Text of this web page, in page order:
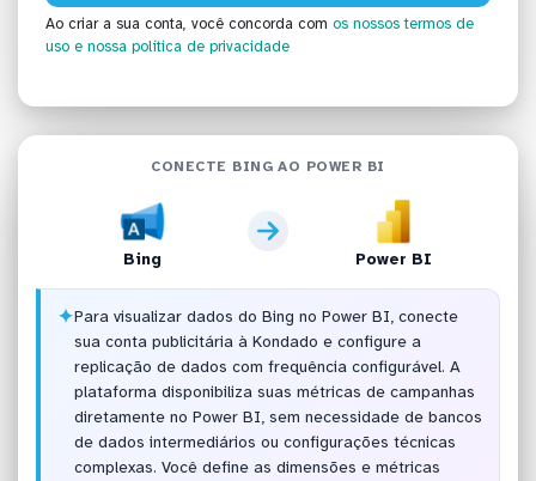
Ao criar a sua conta, você concorda com os nossos termos de
uso e nossa política de privacidade
CONECTE BING AO POWER BI
Bing Power BI
✦Para visualizar dados do Bing no Power BI, conecte
sua conta publicitária à Kondado e configure a
replicação de dados com frequência configurável. A
plataforma disponibiliza suas métricas de campanhas
diretamente no Power BI, sem necessidade de bancos
de dados intermediários ou configurações técnicas
complexas. Você define as dimensões e métricas